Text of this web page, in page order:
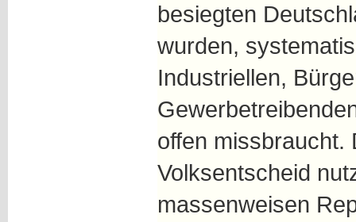
besiegten
wurden,
Industriellen,
offen missbraucht.
Volksentscheid
massenweisen